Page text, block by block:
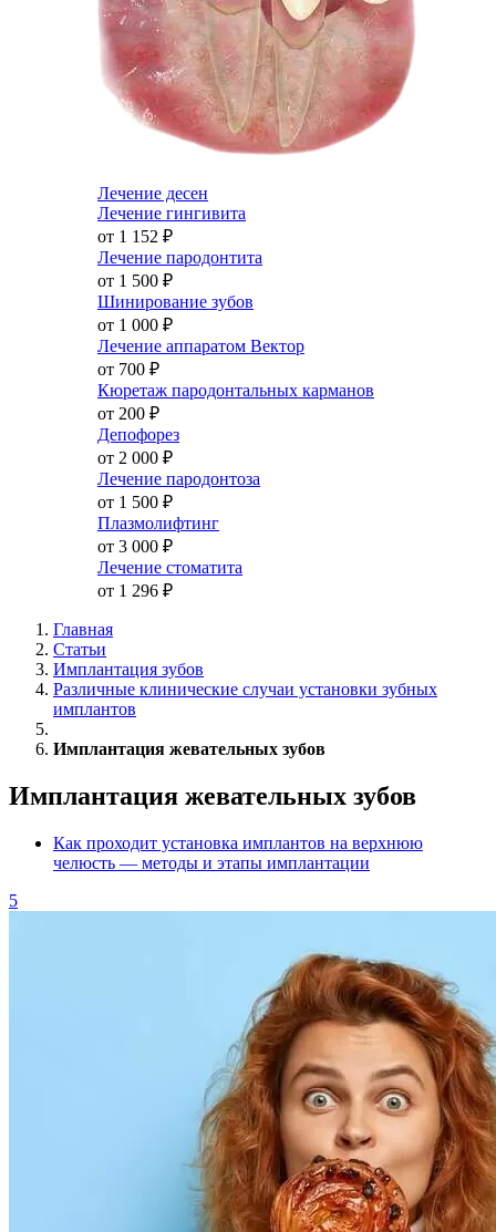
Лечение десен
Лечение гингивита
от 1 152 ₽
Лечение пародонтита
от 1 500 ₽
Шинирование зубов
от 1 000 ₽
Лечение аппаратом Вектор
от 700 ₽
Кюретаж пародонтальных карманов
от 200 ₽
Депофорез
от 2 000 ₽
Лечение пародонтоза
от 1 500 ₽
Плазмолифтинг
от 3 000 ₽
Лечение стоматита
от 1 296 ₽
Главная
Статьи
Имплантация зубов
Различные клинические случаи установки зубных
имплантов
Имплантация жевательных зубов
Имплантация жевательных зубов
Как проходит установка имплантов на верхнюю
челюсть — методы и этапы имплантации
5